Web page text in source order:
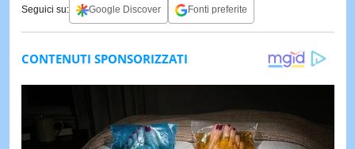
Seguici su: Google Discover Fonti preferite